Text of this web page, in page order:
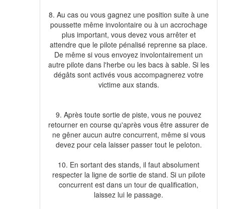
8. Au cas ou vous gagnez une position suite à une
poussette même involontaire ou à un accrochage
plus important, vous devez vous arrêter et
attendre que le pilote pénalisé reprenne sa place.
De même si vous envoyez involontairement un
autre pilote dans l'herbe ou les bacs à sable. Si les
dégâts sont activés vous accompagnerez votre
victime aux stands.
9. Après toute sortie de piste, vous ne pouvez
retourner en course qu'après vous être assurer de
ne gêner aucun autre concurrent, même si vous
devez pour cela laisser passer tout le peloton.
10. En sortant des stands, il faut absolument
respecter la ligne de sortie de stand. Si un pilote
concurrent est dans un tour de qualification,
laissez lui le passage.